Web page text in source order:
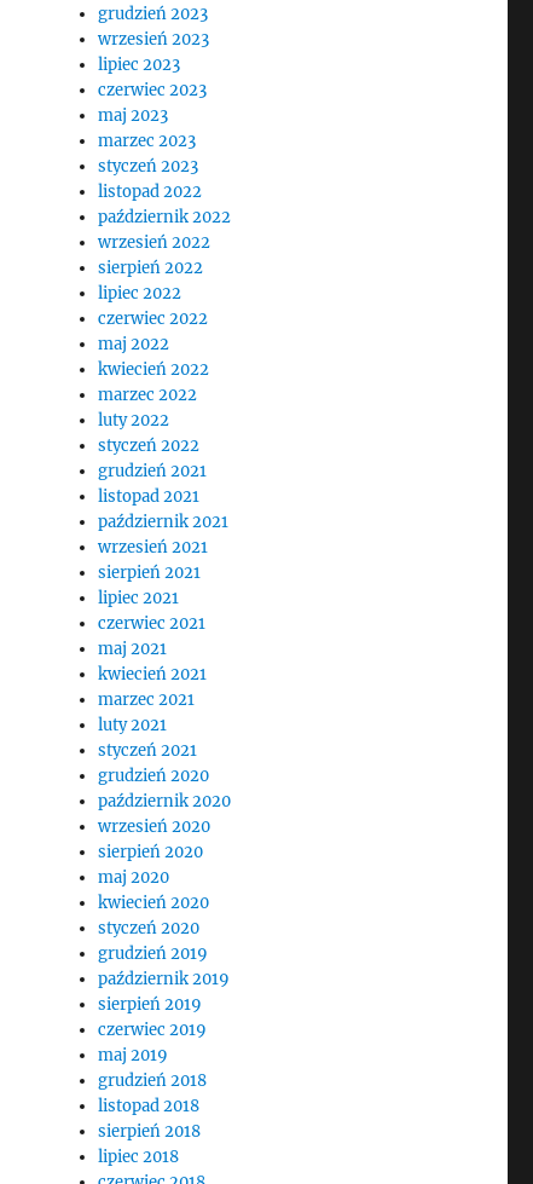
grudzień 2023
wrzesień 2023
lipiec 2023
czerwiec 2023
maj 2023
marzec 2023
styczeń 2023
listopad 2022
październik 2022
wrzesień 2022
sierpień 2022
lipiec 2022
czerwiec 2022
maj 2022
kwiecień 2022
marzec 2022
luty 2022
styczeń 2022
grudzień 2021
listopad 2021
październik 2021
wrzesień 2021
sierpień 2021
lipiec 2021
czerwiec 2021
maj 2021
kwiecień 2021
marzec 2021
luty 2021
styczeń 2021
grudzień 2020
październik 2020
wrzesień 2020
sierpień 2020
maj 2020
kwiecień 2020
styczeń 2020
grudzień 2019
październik 2019
sierpień 2019
czerwiec 2019
maj 2019
grudzień 2018
listopad 2018
sierpień 2018
lipiec 2018